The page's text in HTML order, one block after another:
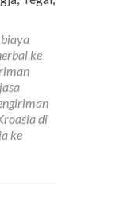
biaya
ke
jasa
di
ke